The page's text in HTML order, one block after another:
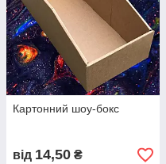
Картонний шоу-бокс
від 14,50 ₴